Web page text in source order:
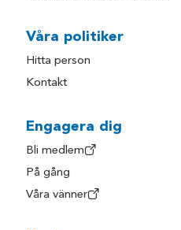
Våra politiker
Hitta person
Kontakt
Engagera dig
Bli medlem
På gång
Våra vänner